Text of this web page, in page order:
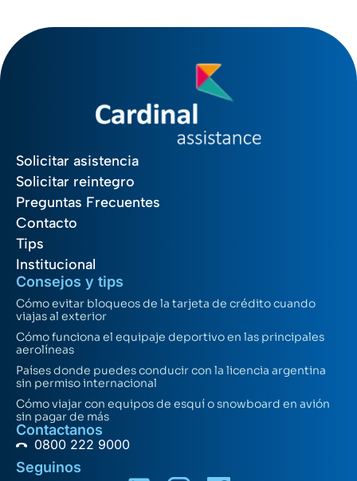
Solicitar asistencia
Solicitar reintegro
Preguntas Frecuentes
Contacto
Tips
Institucional
Consejos y tips
Cómo evitar bloqueos de la tarjeta de crédito cuando
viajas al exterior
Cómo funciona el equipaje deportivo en las principales
aerolíneas
Países donde puedes conducir con la licencia argentina
sin permiso internacional
Cómo viajar con equipos de esquí o snowboard en avión
sin pagar de más
Contactanos
0800 222 9000
Seguinos